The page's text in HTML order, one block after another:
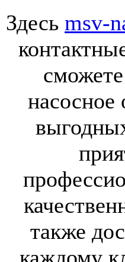
Здесь msv-
сможете
насосное
также